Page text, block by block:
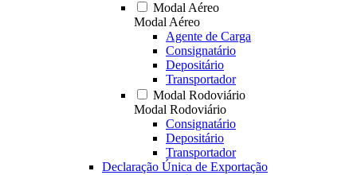
Modal Aéreo
Modal Aéreo
Agente de Carga
Consignatário
Depositário
Transportador
Modal Rodoviário
Modal Rodoviário
Consignatário
Depositário
Transportador
Declaração Única de Exportação